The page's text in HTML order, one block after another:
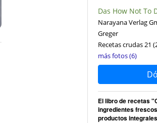
Das How Not To
Narayana Verlag
Greger
Recetas crudas 21
más fotos (6)
El libro de recetas
ingredientes
productos